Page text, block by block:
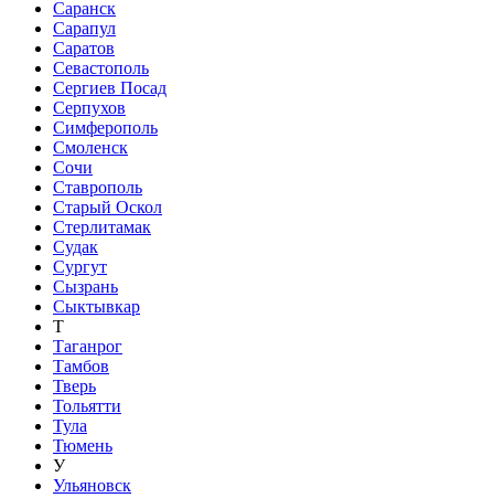
Саранск
Сарапул
Саратов
Севастополь
Сергиев Посад
Серпухов
Симферополь
Смоленск
Сочи
Ставрополь
Старый Оскол
Стерлитамак
Судак
Сургут
Сызрань
Сыктывкар
Т
Таганрог
Тамбов
Тверь
Тольятти
Тула
Тюмень
У
Ульяновск